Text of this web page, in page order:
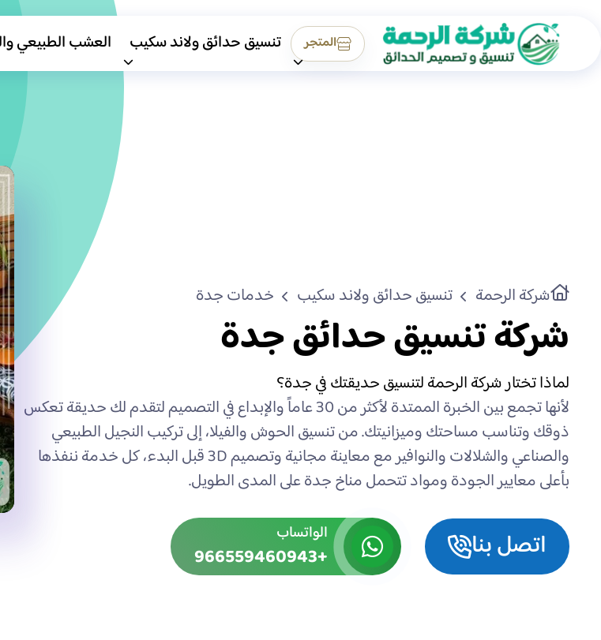
المتجر تنسيق حدائق ولاند سكيب العشب الطبيعي
شركة الرحمة تنسيق حدائق ولاند سكيب خدمات جدة
شركة تنسيق حدائق جدة
لماذا تختار شركة الرحمة لتنسيق حديقتك في جدة؟
لأنها تجمع بين الخبرة الممتدة لأكثر من 30 عاماً والإبداع في التصميم لتقدم لك حديقة تعكس
ذوقك وتناسب مساحتك وميزانيتك. من تنسيق الحوش والفيلا، إلى تركيب النجيل الطبيعي
والصناعي والشلالات والنوافير مع معاينة مجانية وتصميم 3D قبل البدء، كل خدمة ننفذها
بأعلى معايير الجودة ومواد تتحمل مناخ جدة على المدى الطويل.
اتصل بنا الواتساب
+966559460943